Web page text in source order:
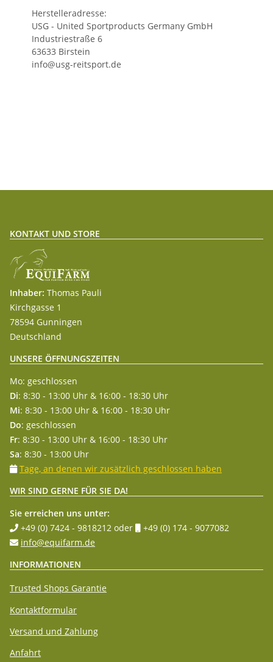
Herstelleradresse:
USG - United Sportproducts Germany GmbH
Industriestraße 6
63633 Birstein
info@usg-reitsport.de
KONTAKT UND STORE
Inhaber: Thomas Pauli
Kirchgasse 1
78594 Gunningen
Deutschland
UNSERE ÖFFNUNGSZEITEN
Mo: geschlossen
Di: 8:30 - 13:00 Uhr & 16:00 - 18:30 Uhr
Mi: 8:30 - 13:00 Uhr & 16:00 - 18:30 Uhr
Do: geschlossen
Fr: 8:30 - 13:00 Uhr & 16:00 - 18:30 Uhr
Sa: 8:30 - 13:00 Uhr
Tage, an denen wir zusätzlich geschlossen haben
WIR SIND GERNE FÜR SIE DA!
Sie erreichen uns unter:
+49 (0) 7424 - 9818212 oder
+49 (0) 174 - 9077082
info@equifarm.de
INFORMATIONEN
Trusted Shops Garantie
Kontaktformular
Versand und Zahlung
Anfahrt